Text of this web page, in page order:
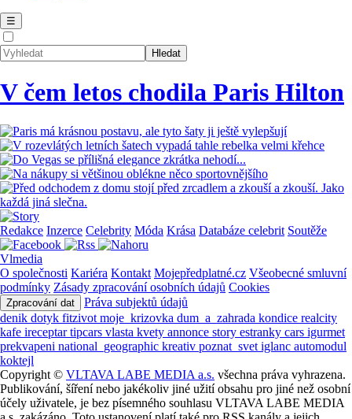
☰
V čem letos chodila Paris Hilton
Redakce Inzerce Celebrity Móda Krása Databáze celebrit Soutěže
Vlmedia
O společnosti Kariéra Kontakt Mojepředplatné.cz Všeobecné smluvní
podmínky Zásady zpracování osobních údajů Cookies
Zpracování dat
Práva subjektů údajů
denik dotyk fitzivot moje_krizovka dum_a_zahrada kondice realcity
kafe ireceptartipcars vlasta kvety annonce story estranky cars igurmet
prekvapeni national_geographic kreativ poznat_svet iglanc automodul
koktejl
Copyright © VLTAVA LABE MEDIA a.s. všechna práva vyhrazena.
Publikování, šíření nebo jakékoliv jiné užití obsahu pro jiné než osobní
účely uživatele, je bez písemného souhlasu VLTAVA LABE MEDIA